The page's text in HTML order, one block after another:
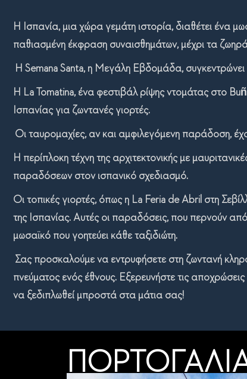
Η Ισπανία, μια χώρα γεμάτη ιστορία, διαθέτει ένα
παθιασμένη έκφραση συναισθημάτων, μέχρι τα
Η Semana Santa, η Μεγάλη Εβδομάδα, συγκεντρώνει
Η La Tomatina, ένα φεστιβάλ ρίψης ντομάτας στο
Ισπανίας για ζωντανές γιορτές.
Οι ταυρομαχίες, αν και αμφιλεγόμενη παράδοση,
Η περίπλοκη τέχνη της αρχιτεκτονικής με
παραδόσεων στον ισπανικό σχεδιασμό.
Οι τοπικές γιορτές, όπως η La Feria de Abril στη
της Ισπανίας. Αυτές οι παραδόσεις, που περνούν
μωσαϊκό που γοητεύει κάθε ταξιδιώτη.
Σας προσκαλούμε να εντρυφήσετε στη ζωντανή
πνεύματος ενός έθνους. Εξερευνήστε τις
να ξεδιπλωθεί μπροστά στα μάτια σας!